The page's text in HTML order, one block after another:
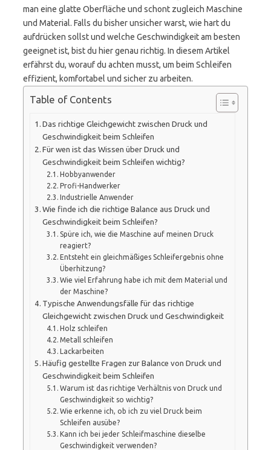
man eine glatte Oberfläche und schont zugleich Maschine
und Material. Falls du bisher unsicher warst, wie hart du
aufdrücken sollst und welche Geschwindigkeit am besten
geeignet ist, bist du hier genau richtig. In diesem Artikel
erfährst du, worauf du achten musst, um beim Schleifen
effizient, komfortabel und sicher zu arbeiten.
Table of Contents
Das richtige Gleichgewicht zwischen Druck und
Geschwindigkeit beim Schleifen
Für wen ist das Wissen über Druck und
Geschwindigkeit beim Schleifen wichtig?
Hobbyanwender
Profi-Handwerker
Industrielle Anwender
Wie finde ich die richtige Balance aus Druck und
Geschwindigkeit beim Schleifen?
Spüre ich, wie die Maschine auf meinen Druck
reagiert?
Entsteht ein gleichmäßiges Schleifergebnis ohne
Überhitzung?
Wie viel Erfahrung habe ich mit dem Material und
der Maschine?
Typische Anwendungsfälle für das richtige
Gleichgewicht zwischen Druck und Geschwindigkeit
Holz schleifen
Metall schleifen
Lackarbeiten
Häufig gestellte Fragen zur Balance von Druck und
Geschwindigkeit beim Schleifen
Warum ist das richtige Verhältnis von Druck und
Geschwindigkeit so wichtig?
Wie erkenne ich, ob ich zu viel Druck beim
Schleifen ausübe?
Kann ich bei jeder Schleifmaschine dieselbe
Geschwindigkeit verwenden?